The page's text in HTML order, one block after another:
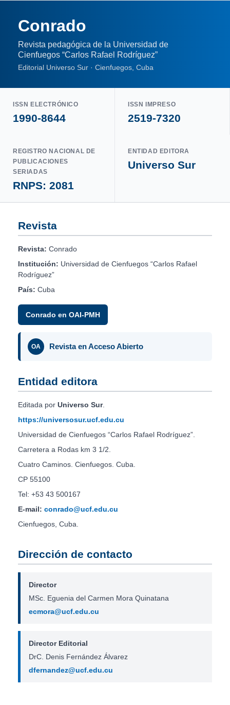
Conrado
Revista pedagógica de la Universidad de
Cienfuegos “Carlos Rafael Rodríguez”
Editorial Universo Sur · Cienfuegos, Cuba
ISSN ELECTRÓNICO
1990-8644
ISSN IMPRESO
2519-7320
REGISTRO NACIONAL DE
PUBLICACIONES
SERIADAS
RNPS: 2081
ENTIDAD EDITORA
Universo Sur
Revista
Revista: Conrado
Institución: Universidad de Cienfuegos “Carlos Rafael
Rodríguez”
País: Cuba
Conrado en OAI-PMH
OA Revista en Acceso Abierto
Entidad editora
Editada por Universo Sur.
https://universosur.ucf.edu.cu
Universidad de Cienfuegos “Carlos Rafael Rodríguez”.
Carretera a Rodas km 3 1/2.
Cuatro Caminos. Cienfuegos. Cuba.
CP 55100
Tel: +53 43 500167
E-mail: conrado@ucf.edu.cu
Cienfuegos, Cuba.
Dirección de contacto
Director
MSc. Eguenia del Carmen Mora Quinatana
ecmora@ucf.edu.cu
Director Editorial
DrC. Denis Fernández Álvarez
dfernandez@ucf.edu.cu